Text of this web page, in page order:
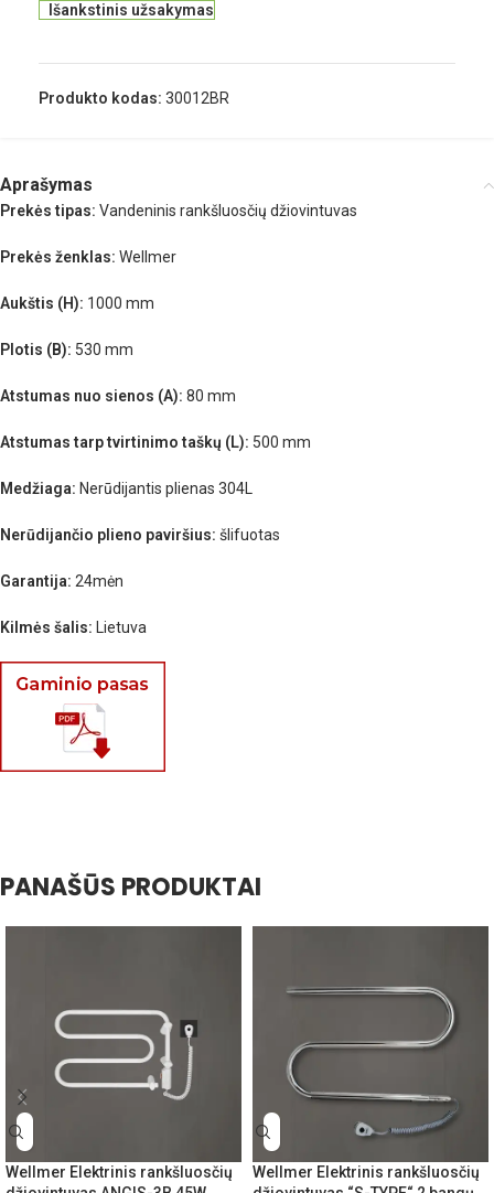
Išankstinis užsakymas
Produkto kodas: 30012BR
Aprašymas
Prekės tipas: Vandeninis rankšluosčių džiovintuvas
Prekės ženklas: Wellmer
Aukštis (H): 1000 mm
Plotis (B): 530 mm
Atstumas nuo sienos (A): 80 mm
Atstumas tarp tvirtinimo taškų (L): 500 mm
Medžiaga: Nerūdijantis plienas 304L
Nerūdijančio plieno paviršius: šlifuotas
Garantija: 24mėn
Kilmės šalis: Lietuva
PANAŠŪS PRODUKTAI
Wellmer Elektrinis rankšluosčių
Wellmer Elektrinis rankšluosčių